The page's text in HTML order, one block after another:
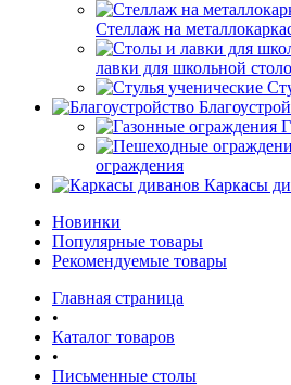
Стеллаж на
лавки для школьной
ограждения
Каркасы
Новинки
Популярные товары
Рекомендуемые товары
Главная страница
•
Каталог товаров
•
Письменные столы